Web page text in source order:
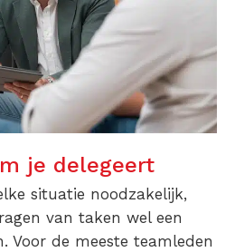
je delegeert
situatie noodzakelijk,
van taken wel een
Voor de meeste teamleden